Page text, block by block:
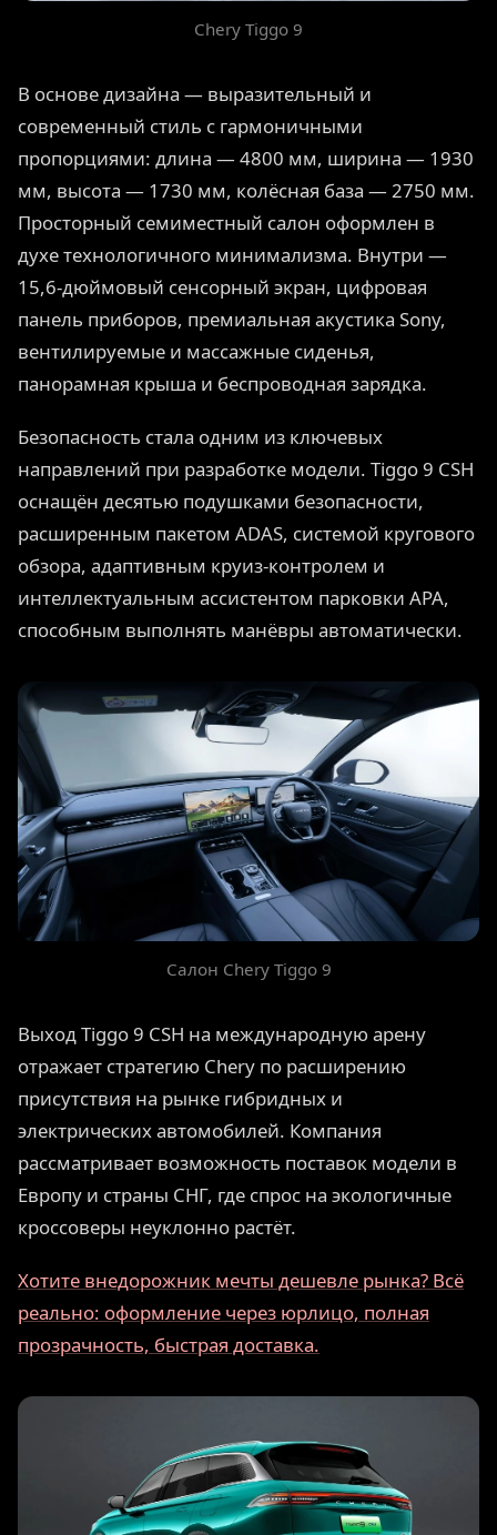
Chery Tiggo 9
В основе дизайна — выразительный и
современный стиль с гармоничными
пропорциями: длина — 4800 мм, ширина — 1930
мм, высота — 1730 мм, колёсная база — 2750 мм.
Просторный семиместный салон оформлен в
духе технологичного минимализма. Внутри —
15,6-дюймовый сенсорный экран, цифровая
панель приборов, премиальная акустика Sony,
вентилируемые и массажные сиденья,
панорамная крыша и беспроводная зарядка.
Безопасность стала одним из ключевых
направлений при разработке модели. Tiggo 9 CSH
оснащён десятью подушками безопасности,
расширенным пакетом ADAS, системой кругового
обзора, адаптивным круиз-контролем и
интеллектуальным ассистентом парковки APA,
способным выполнять манёвры автоматически.
Салон Chery Tiggo 9
Выход Tiggo 9 CSH на международную арену
отражает стратегию Chery по расширению
присутствия на рынке гибридных и
электрических автомобилей. Компания
рассматривает возможность поставок модели в
Европу и страны СНГ, где спрос на экологичные
кроссоверы неуклонно растёт.
Хотите внедорожник мечты дешевле рынка? Всё
реально: оформление через юрлицо, полная
прозрачность, быстрая доставка.